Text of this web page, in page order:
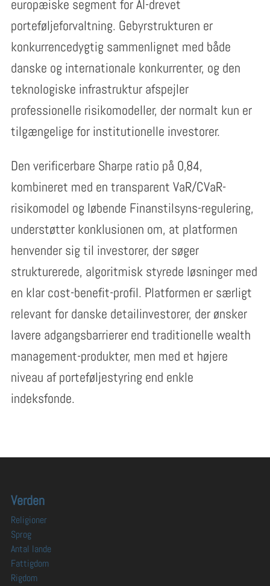
europæiske segment for AI-drevet
porteføljeforvaltning. Gebyrstrukturen er
konkurrencedygtig sammenlignet med både
danske og internationale konkurrenter, og den
teknologiske infrastruktur afspejler
professionelle risikomodeller, der normalt kun er
tilgængelige for institutionelle investorer.
Den verificerbare Sharpe ratio på 0,84,
kombineret med en transparent VaR/CVaR-
risikomodel og løbende Finanstilsyns-regulering,
understøtter konklusionen om, at platformen
henvender sig til investorer, der søger
strukturerede, algoritmisk styrede løsninger med
en klar cost-benefit-profil. Platformen er særligt
relevant for danske detailinvestorer, der ønsker
lavere adgangsbarrierer end traditionelle wealth
management-produkter, men med et højere
niveau af porteføljestyring end enkle
indeksfonde.
Verden
Religioner
Sprog
Antal lande
Fattigdom
Rigdom